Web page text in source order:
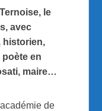
le
avec
historien,
en
maire…
de